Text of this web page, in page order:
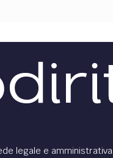
legale e amministrativa